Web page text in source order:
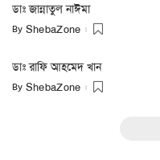
ডাঃ জান্নাতুল নাঈমা
By ShebaZone
ডাঃ রাফি আহমেদ খান
By ShebaZone